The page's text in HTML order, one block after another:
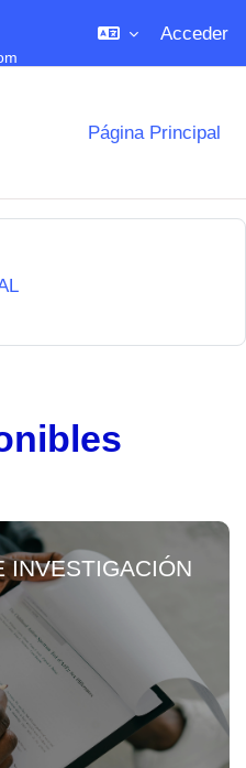
Acceder
Página Principal
INVESTIGACIÓN